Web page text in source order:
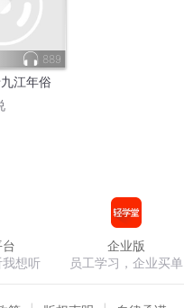
889
江年俗
我想听
企业版
员工学习，企业买单